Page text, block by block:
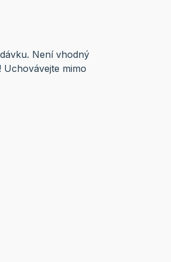
Není vhodný
mimo